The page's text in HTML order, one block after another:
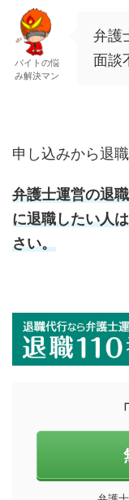
バイトの悩
み解決マン
弁護
面談
申し込みから退
弁護士運営の退
に退職したい人
さい。